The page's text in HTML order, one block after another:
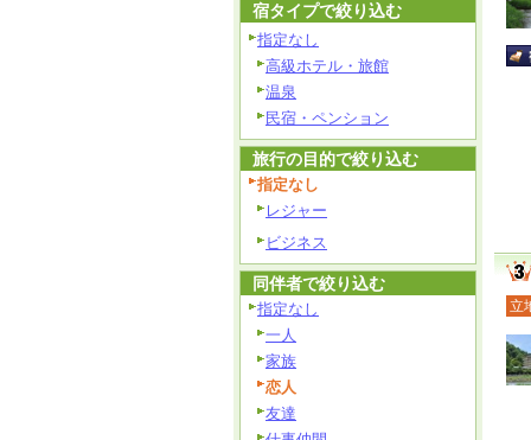
立
宿タイプで絞り込む
指定なし
高級ホテル・旅館
温泉
民宿・ペンション
旅行の目的で絞り込む
指定なし
レジャー
ビジネス
同伴者で絞り込む
指定なし
一人
家族
恋人
友達